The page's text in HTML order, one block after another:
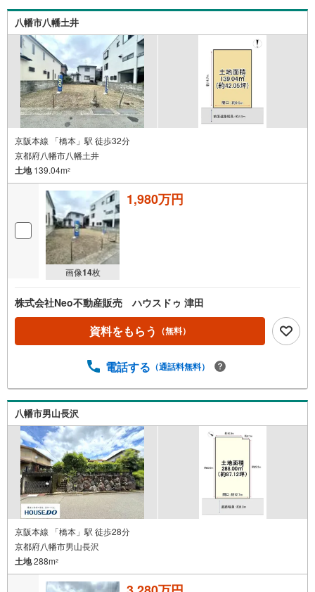
ュレーションのご相談・無理のないライフプラン、提携に
よる低金利住宅ローンのご提案、購入前に知る「購入後の
家族の生活」を「未来カレンダー」で見える化します。
（2）ご購入後から始まる「専属FPによるファイナンシャ
ルライフサポート」・漠然としたキャッシュフローのグラ
フ化、効果的な生命保険の見直し、繰り上げ返済の効果的
なタイミングなどご提案させて頂きます。
八幡市八幡土井
京阪本線 「橋本」駅 徒歩32分
京都府八幡市八幡土井
土地139.04m2
画像14枚
1,980万円
株式会社Neo不動産販売 ハウスドゥ 津田
資料をもらう （無料）
電話する （通話料無料）
八幡市男山長沢
京阪本線 「橋本」駅 徒歩28分
京都府八幡市男山長沢
土地288m2